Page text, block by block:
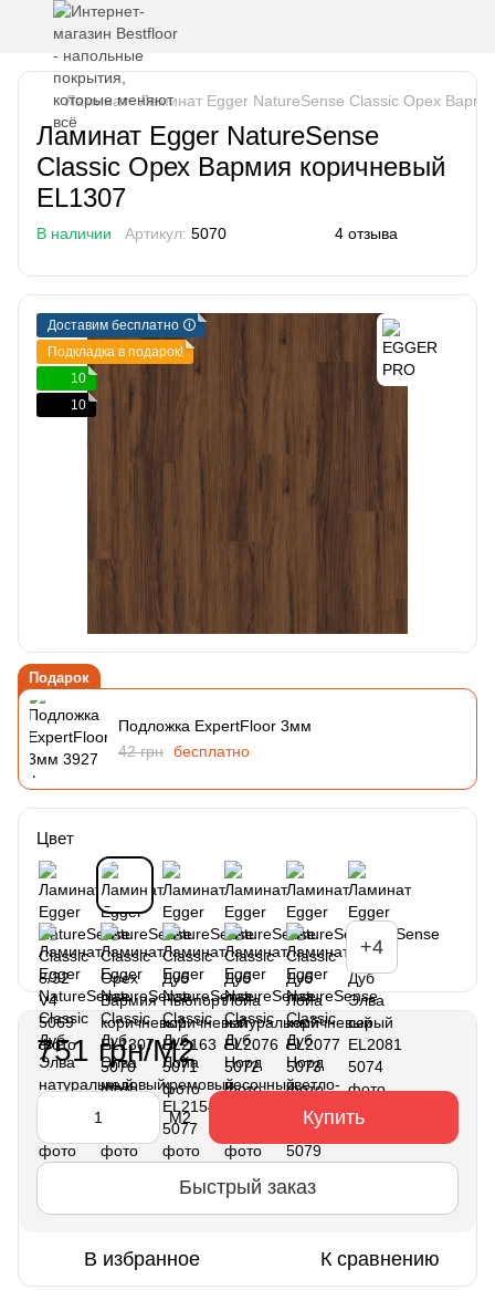
Ламинат Ламинат Egger NatureSense Classic Орех
Ламинат Egger NatureSense
Classic Орех Вармия коричневый
EL1307
В наличии Артикул: 5070 4 отзыва
Доставим бесплатно 🛈
Подкладка в подарок!
10
10
Подарок
Подложка ExpertFloor 3мм
42 грн бесплатно
Цвет
+4
751 грн/М2
М2 Купить
Быстрый заказ
В избранное К сравнению